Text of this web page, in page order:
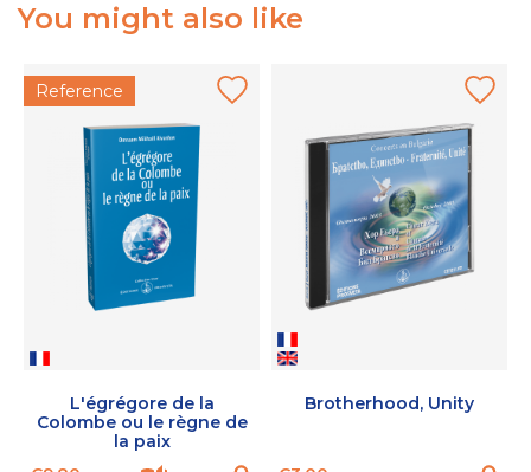
You might also like
Reference
L'égrégore de la
Colombe ou le règne de
la paix
Brotherhood, Unity